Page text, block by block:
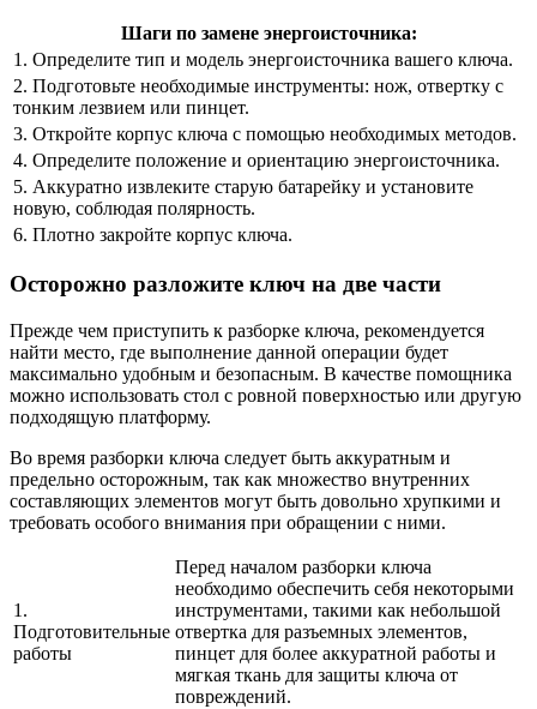
Шаги по замене энергоисточника:
1. Определите тип и модель энергоисточника вашего ключа.
2. Подготовьте необходимые инструменты: нож, отвертку с
тонким лезвием или пинцет.
3. Откройте корпус ключа с помощью необходимых методов.
4. Определите положение и ориентацию энергоисточника.
5. Аккуратно извлеките старую батарейку и установите
новую, соблюдая полярность.
6. Плотно закройте корпус ключа.
Осторожно разложите ключ на две части
Прежде чем приступить к разборке ключа, рекомендуется
найти место, где выполнение данной операции будет
максимально удобным и безопасным. В качестве помощника
можно использовать стол с ровной поверхностью или другую
подходящую платформу.
Во время разборки ключа следует быть аккуратным и
предельно осторожным, так как множество внутренних
составляющих элементов могут быть довольно хрупкими и
требовать особого внимания при обращении с ними.
1.
Подготовительные
работы
Перед началом разборки ключа
необходимо обеспечить себя некоторыми
инструментами, такими как небольшой
отвертка для разъемных элементов,
пинцет для более аккуратной работы и
мягкая ткань для защиты ключа от
повреждений.